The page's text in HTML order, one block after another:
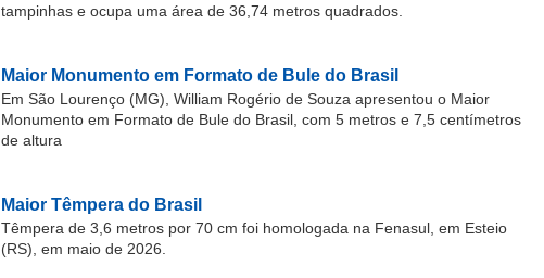
tampinhas e ocupa uma área de 36,74 metros quadrados.
Maior Monumento em Formato de Bule do Brasil
Em São Lourenço (MG), William Rogério de Souza apresentou o Maior
Monumento em Formato de Bule do Brasil, com 5 metros e 7,5 centímetros
de altura
Maior Têmpera do Brasil
Têmpera de 3,6 metros por 70 cm foi homologada na Fenasul, em Esteio
(RS), em maio de 2026.